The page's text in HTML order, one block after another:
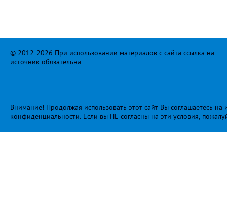
© 2012-2026 При использовании материалов с сайта ссылка на
источник обязательна.
Внимание! Продолжая использовать этот сайт Вы соглашаетесь
конфиденциальности. Если вы НЕ согласны на эти условия,